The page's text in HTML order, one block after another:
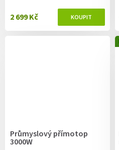
2 699 Kč
Průmyslový přímotop
3000W